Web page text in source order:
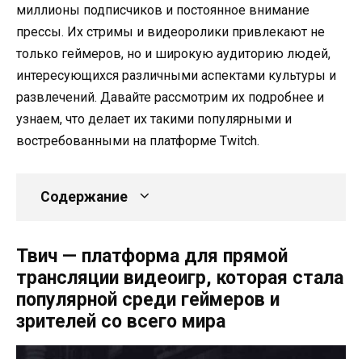
миллионы подписчиков и постоянное внимание
прессы. Их стримы и видеоролики привлекают не
только геймеров, но и широкую аудиторию людей,
интересующихся различными аспектами культуры и
развлечений. Давайте рассмотрим их подробнее и
узнаем, что делает их такими популярными и
востребованными на платформе Twitch.
Содержание
Твич — платформа для прямой
трансляции видеоигр, которая стала
популярной среди геймеров и
зрителей со всего мира